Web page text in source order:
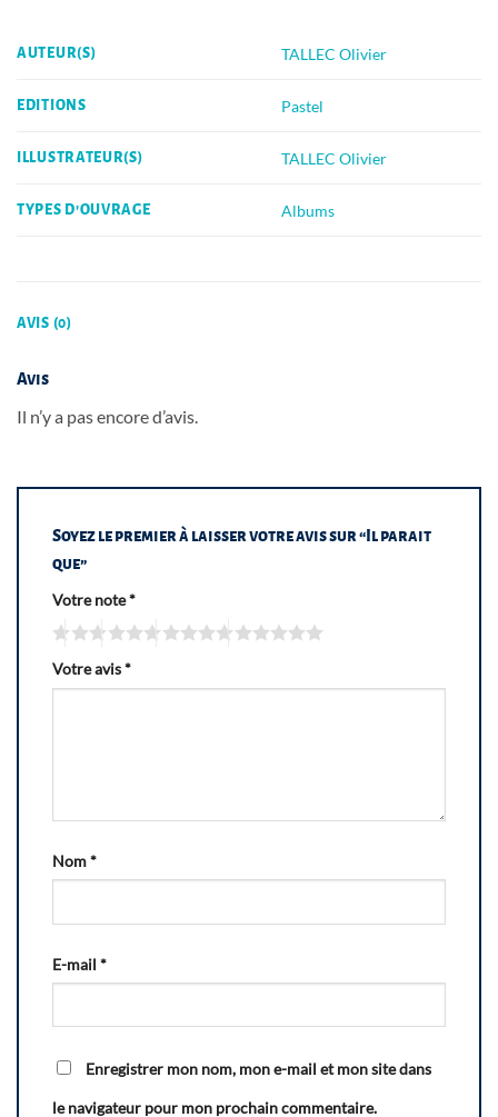
AUTEUR(S) TALLEC Olivier
EDITIONS Pastel
ILLUSTRATEUR(S) TALLEC Olivier
TYPES D'OUVRAGE Albums
AVIS (0)
Avis
Il n’y a pas encore d’avis.
Soyez le premier à laisser votre avis sur “Il parait
que”
Votre note*
Votre avis*
Nom*
E-mail *
Enregistrer mon nom, mon e-mail et mon site dans
le navigateur pour mon prochain commentaire.